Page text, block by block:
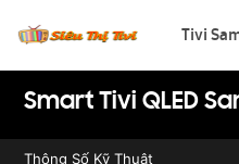
Tivi
Smart Tivi QLED
Thông Số Kỹ Thuật